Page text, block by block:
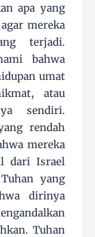
apa yang
mereka
terjadi.
bahwa
umat
atau
sendiri.
rendah
mereka
dari Israel
yang
dirinya
Tuhan